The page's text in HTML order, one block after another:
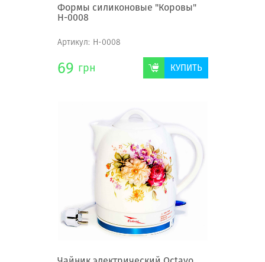
Формы силиконовые "Коровы"
Н-0008
Артикул: Н-0008
69 грн КУПИТЬ